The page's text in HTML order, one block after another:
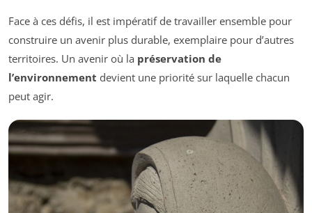
Face à ces défis, il est impératif de travailler ensemble pour
construire un avenir plus durable, exemplaire pour d’autres
territoires. Un avenir où la préservation de
l’environnement devient une priorité sur laquelle chacun
peut agir.